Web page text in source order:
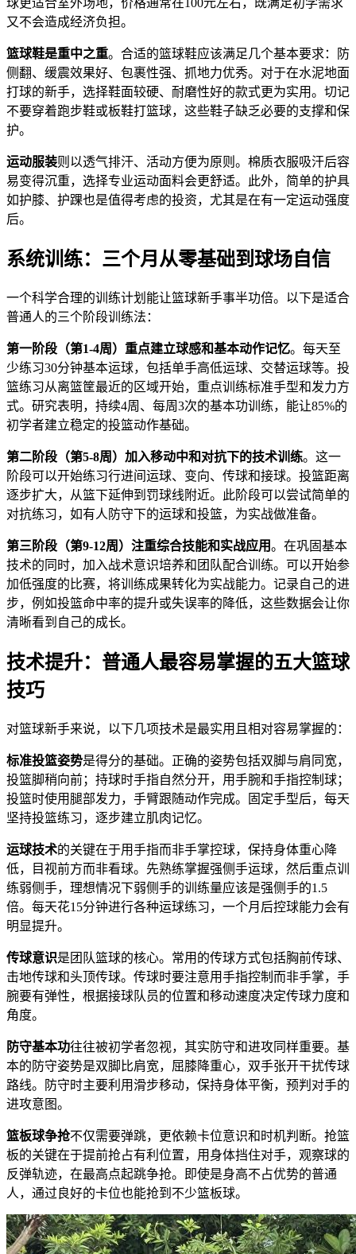
球更适合室外场地，价格通常在100元左右，既满足初学需求
又不会造成经济负担。
篮球鞋是重中之重。合适的篮球鞋应该满足几个基本要求：防
侧翻、缓震效果好、包裹性强、抓地力优秀。对于在水泥地面
打球的新手，选择鞋面较硬、耐磨性好的款式更为实用。切记
不要穿着跑步鞋或板鞋打篮球，这些鞋子缺乏必要的支撑和保
护。
运动服装则以透气排汗、活动方便为原则。棉质衣服吸汗后容
易变得沉重，选择专业运动面料会更舒适。此外，简单的护具
如护膝、护踝也是值得考虑的投资，尤其是在有一定运动强度
后。
系统训练：三个月从零基础到球场自信
一个科学合理的训练计划能让篮球新手事半功倍。以下是适合
普通人的三个阶段训练法：
第一阶段（第1-4周）重点建立球感和基本动作记忆。每天至
少练习30分钟基本运球，包括单手高低运球、交替运球等。投
篮练习从离篮筐最近的区域开始，重点训练标准手型和发力方
式。研究表明，持续4周、每周3次的基本功训练，能让85%的
初学者建立稳定的投篮动作基础。
第二阶段（第5-8周）加入移动中和对抗下的技术训练。这一
阶段可以开始练习行进间运球、变向、传球和接球。投篮距离
逐步扩大，从篮下延伸到罚球线附近。此阶段可以尝试简单的
对抗练习，如有人防守下的运球和投篮，为实战做准备。
第三阶段（第9-12周）注重综合技能和实战应用。在巩固基本
技术的同时，加入战术意识培养和团队配合训练。可以开始参
加低强度的比赛，将训练成果转化为实战能力。记录自己的进
步，例如投篮命中率的提升或失误率的降低，这些数据会让你
清晰看到自己的成长。
技术提升：普通人最容易掌握的五大篮球
技巧
对篮球新手来说，以下几项技术是最实用且相对容易掌握的：
标准投篮姿势是得分的基础。正确的姿势包括双脚与肩同宽，
投篮脚稍向前；持球时手指自然分开，用手腕和手指控制球；
投篮时使用腿部发力，手臂跟随动作完成。固定手型后，每天
坚持投篮练习，逐步建立肌肉记忆。
运球技术的关键在于用手指而非手掌控球，保持身体重心降
低，目视前方而非看球。先熟练掌握强侧手运球，然后重点训
练弱侧手，理想情况下弱侧手的训练量应该是强侧手的1.5
倍。每天花15分钟进行各种运球练习，一个月后控球能力会有
明显提升。
传球意识是团队篮球的核心。常用的传球方式包括胸前传球、
击地传球和头顶传球。传球时要注意用手指控制而非手掌，手
腕要有弹性，根据接球队员的位置和移动速度决定传球力度和
角度。
防守基本功往往被初学者忽视，其实防守和进攻同样重要。基
本的防守姿势是双脚比肩宽，屈膝降重心，双手张开干扰传球
路线。防守时主要利用滑步移动，保持身体平衡，预判对手的
进攻意图。
篮板球争抢不仅需要弹跳，更依赖卡位意识和时机判断。抢篮
板的关键在于提前抢占有利位置，用身体挡住对手，观察球的
反弹轨迹，在最高点起跳争抢。即使是身高不占优势的普通
人，通过良好的卡位也能抢到不少篮板球。